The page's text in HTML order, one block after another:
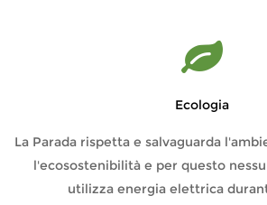
Ecologia
La Parada rispetta e salvaguarda
l'ecosostenibilità e per questo
utilizza energia elettrica